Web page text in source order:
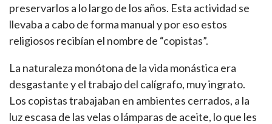
preservarlos a lo largo de los años. Esta actividad se
llevaba a cabo de forma manual y por eso estos
religiosos recibían el nombre de “copistas”.
La naturaleza monótona de la vida monástica era
desgastante y el trabajo del calígrafo, muy ingrato.
Los copistas trabajaban en ambientes cerrados, a la
luz escasa de las velas o lámparas de aceite, lo que les